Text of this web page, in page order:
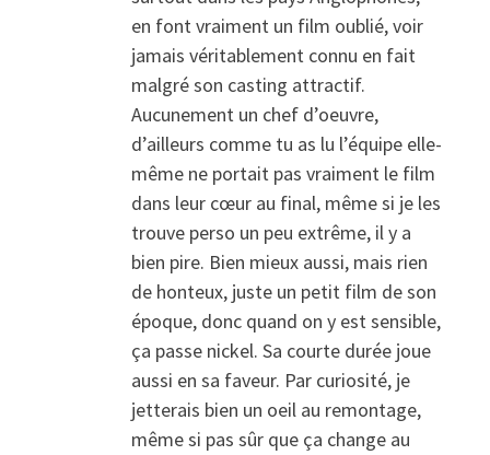
en font vraiment un film oublié, voir
jamais véritablement connu en fait
malgré son casting attractif.
Aucunement un chef d’oeuvre,
d’ailleurs comme tu as lu l’équipe elle-
même ne portait pas vraiment le film
dans leur cœur au final, même si je les
trouve perso un peu extrême, il y a
bien pire. Bien mieux aussi, mais rien
de honteux, juste un petit film de son
époque, donc quand on y est sensible,
ça passe nickel. Sa courte durée joue
aussi en sa faveur. Par curiosité, je
jetterais bien un oeil au remontage,
même si pas sûr que ça change au